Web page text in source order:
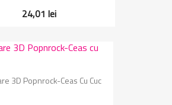
24,01 lei
3D Popnrock-Ceas Cu Cuc